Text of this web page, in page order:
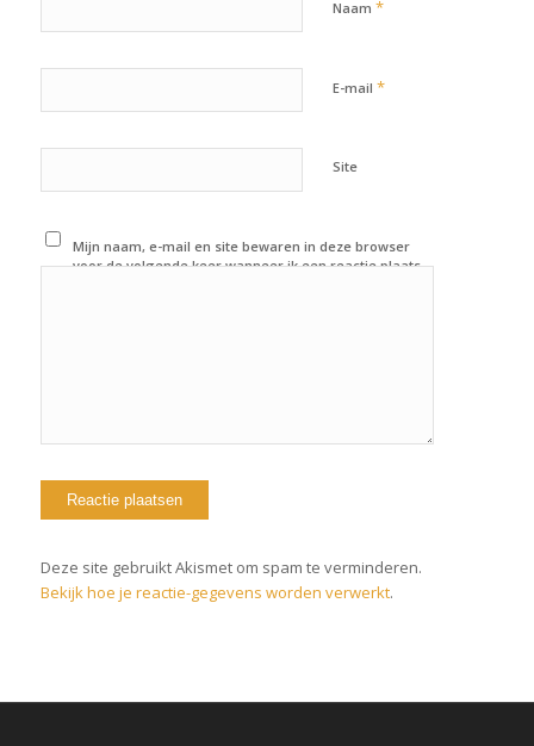
Naam *
E-mail *
Site
Mijn naam, e-mail en site bewaren in deze browser
voor de volgende keer wanneer ik een reactie plaats.
Deze site gebruikt Akismet om spam te verminderen.
Bekijk hoe je reactie-gegevens worden verwerkt.